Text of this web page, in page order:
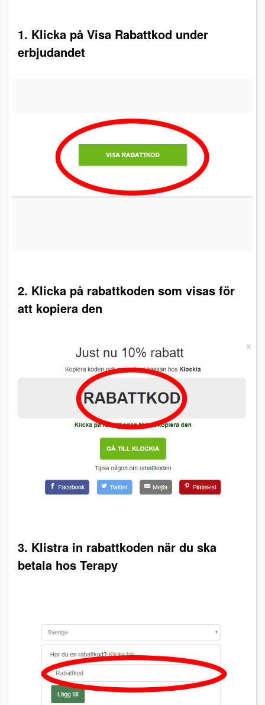
1. Klicka på Visa Rabattkod under
erbjudandet
2. Klicka på rabattkoden som visas för
att kopiera den
3. Klistra in rabattkoden när du ska
betala hos Terapy